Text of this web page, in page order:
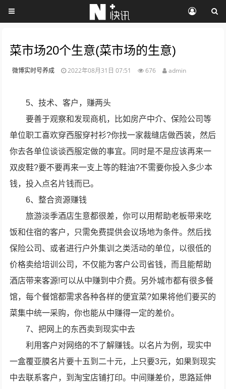
菜市场20个生意(菜市场的生意)
微博实时号养成 2022年08月31日 07:51 676 admin
5、技术、客户，赚两头
要善于观察和发现商机，比如房产中介、保险公司等
单位职工喜欢穿西服穿衬衫?你找一家裁缝店做西装，然后
你去各单位谈谈西服定做的事宜。同时是不是应该再来一
双皮鞋?要不要再来一支上等的鞋油?不需要你投入多少本
钱，投入点名片钱而已。
6、整合资源赚钱
旅游淡季酒店生意都很差，你可以用帮助老板带来吃
饭和住宿的客户，只需免费提供会议场地为条件。然后找
保险公司、或者进行户外集训之类活动的单位，以很低的
价格卖给培训公司，不仅能为客户公司省钱，而且能帮助
酒店带来客源!可以从中赚到中介费。另外城市都有很多餐
馆，每个餐馆都需求各种各样的便宜菜?如果将他们要买的
菜集中统一采购，你也能从中赚得一定的差价。
7、把网上的东西卖到现实中去
利用客户对网络的不了解赚钱。以名片为例，现实中
一盒覆亚膜名片要十五到二十元，上只要3元，如果到现实
中去联系客户，到淘宝店铺打印。中间赚差价，思路延伸